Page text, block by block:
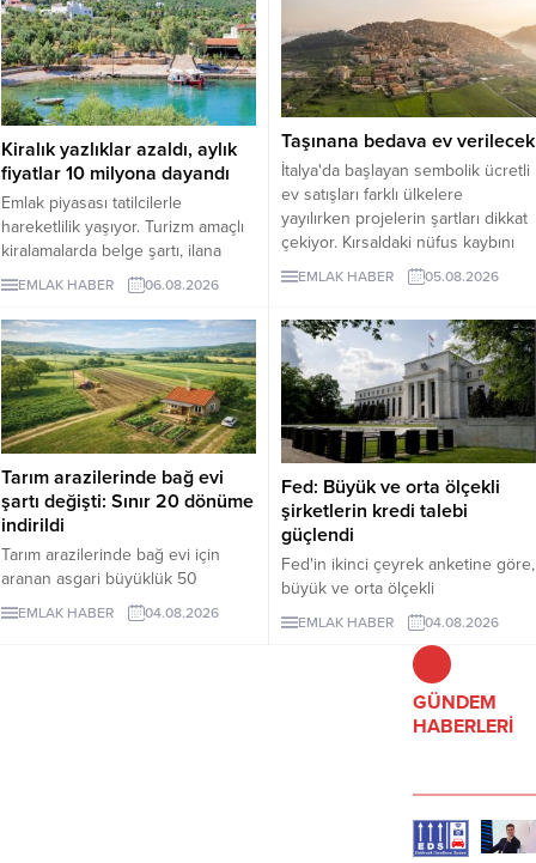
Kiralık yazlıklar azaldı, aylık
fiyatlar 10 milyona dayandı
Emlak piyasası tatilcilerle
hareketlilik yaşıyor. Turizm amaçlı
kiralamalarda belge şartı, ilana
çıkan günlük kiralık mülk sayısını 7
binin altına düşürürken, fiyatlar da
yukarı çıktı. Akdeniz ve Ege’de
yazlıkların günlük kirası 6 bin lira
ile 75 bin lira arasında değişti.
Lüks villaların aylık kira tutarları 10
milyon liraya kadar yükseldi.
Sektör...
EMLAK HABER 06.08.2026
Taşınana bedava ev verilecek
İtalya'da başlayan sembolik ücretli
ev satışları farklı ülkelere
yayılırken projelerin şartları dikkat
çekiyor. Kırsaldaki nüfus kaybını
önlemeyi amaçlayan
uygulamalarda evler ücretsiz veya
de alıcıların belli şartları
yerinegetirmesi gerekiyor.
EMLAK HABER 05.08.2026
Tarım arazilerinde bağ evi
şartı değişti: Sınır 20 dönüme
indirildi
Tarım arazilerinde bağ evi için
aranan asgari büyüklük 50
dönümden 20 dönüme indirildi.
Düzenleme, izinsiz bungalovları
EMLAK HABER 04.08.2026
Fed: Büyük ve orta ölçekli
şirketlerin kredi talebi
güçlendi
Fed'in ikinci çeyrek anketine göre,
büyük ve orta ölçekli
işletmelerden gelen ticari kredi
talebi güçlenirken, işletmelere
yönelik kredi standartları genel
EMLAK HABER 04.08.2026
GÜNDEM
HABERLERİ